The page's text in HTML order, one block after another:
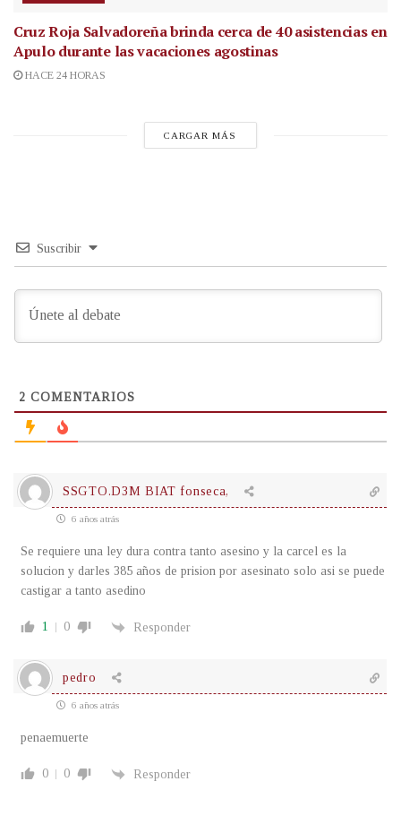
Cruz Roja Salvadoreña brinda cerca de 40 asistencias en
Apulo durante las vacaciones agostinas
HACE 24 HORAS
CARGAR MÁS
Suscribir
2 COMENTARIOS
SSGTO.D3M BIAT fonseca,
6 años atrás
Se requiere una ley dura contra tanto asesino y la carcel es la
solucion y darles 385 años de prision por asesinato solo asi se puede
castigar a tanto asedino
1 0 Responder
pedro
6 años atrás
penaemuerte
0 0 Responder